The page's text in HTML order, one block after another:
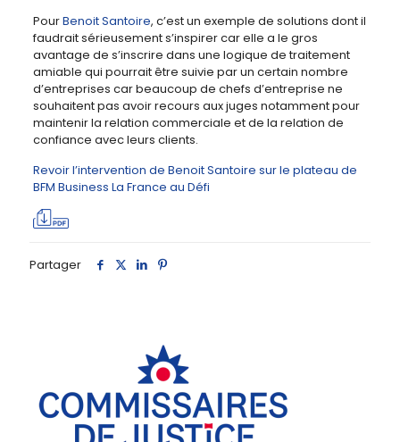
PourBenoit Santoire, c’est un exemple de solutions dont il
faudrait sérieusement s’inspirer car elle a le gros
avantage de s’inscrire dans une logique de traitement
amiable qui pourrait être suivie par un certain nombre
d’entreprises car beaucoup de chefs d’entreprise ne
souhaitent pas avoir recours aux juges notamment pour
maintenir la relation commerciale et de la relation de
confiance avec leurs clients.
Revoir l’intervention de Benoit Santoire sur le plateau de
BFM Business La France au Défi
Partager